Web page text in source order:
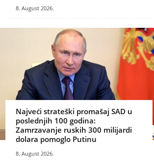
8. August 2026.
Najveći strateški promašaj SAD u
poslednjih 100 godina:
Zamrzavanje ruskih 300 milijardi
dolara pomoglo Putinu
8. August 2026.